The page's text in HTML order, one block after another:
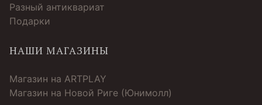
Разный антиквариат
Подарки
НАШИ МАГАЗИНЫ
Магазин на ARTPLAY
Магазин на Новой Риге (Юнимолл)